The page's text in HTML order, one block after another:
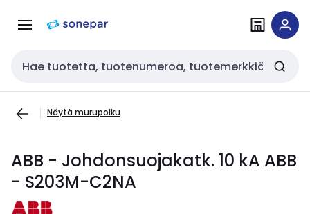
navigointiinsisältöön
Haku
Näytä murupolku
ABB - Johdonsuojakatk. 10 kA ABB
- S203M-C2NA